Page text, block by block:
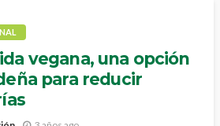
vegana, una opción
para reducir